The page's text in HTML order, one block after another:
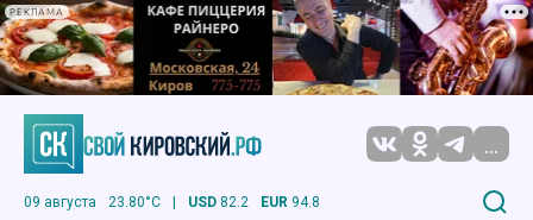
РЕКЛАМА
...
09 августа 23.80°C | USD 82.2 EUR 94.8